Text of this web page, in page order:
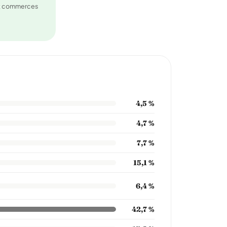
commerces
4,5 %
4,7 %
7,7 %
15,1 %
6,4 %
42,7 %